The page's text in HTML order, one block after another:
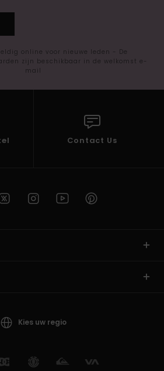
online voor nieuwe leden - De
zijn beschikbaar in de welkomst e-
mail
Contact Us
Kies uw regio